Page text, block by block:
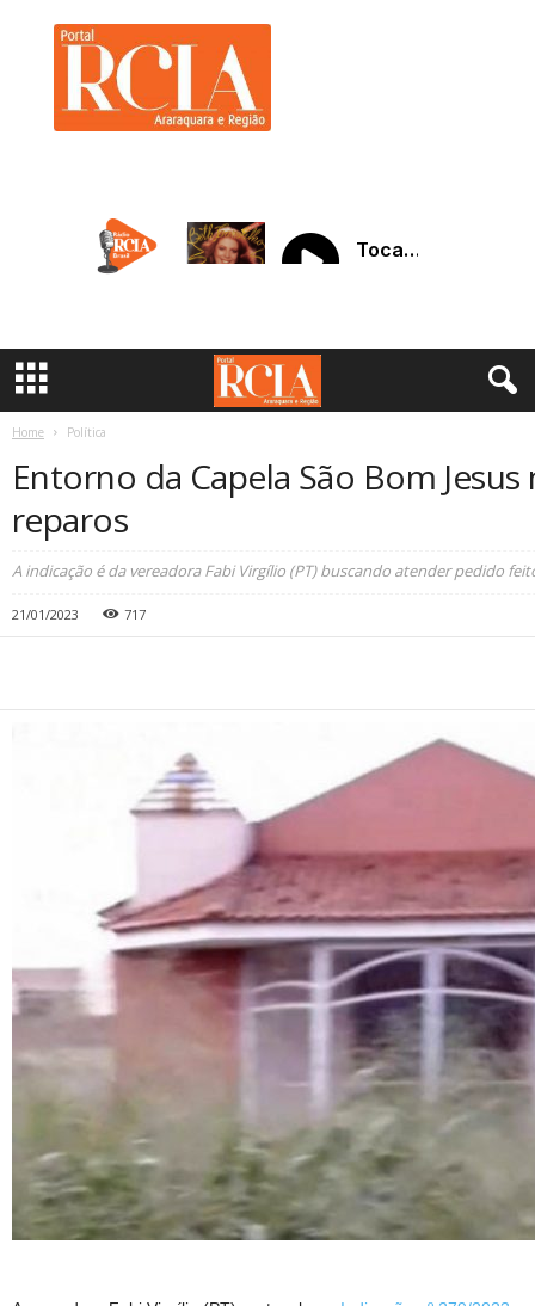
a
Home Política
Entorno da Capela São Bom
reparos
A indicação é da vereadora Fabi Virgílio (PT) buscando atender pedido
21/01/2023 717